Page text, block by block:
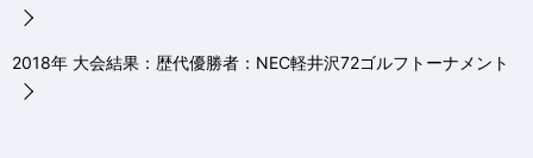
2018年 大会結果：歴代優勝者：NEC軽井沢72ゴルフトーナメント